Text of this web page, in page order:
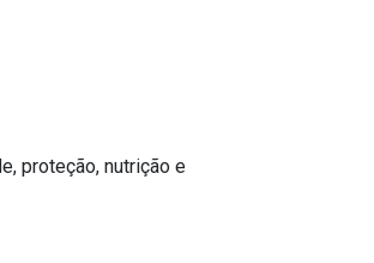
proteção, nutrição e